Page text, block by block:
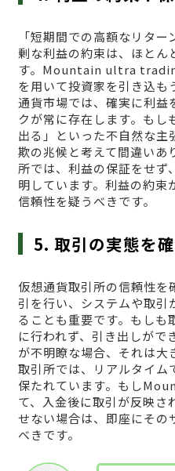
「短期間での高額なリタ
剰な利益の約束は、ほとん
す。Mountain ultra
を用いて投資家を引き込も
通貨市場では、確実に利益
クが常に存在します。も
出る」といった不自然な
欺の兆候と考えて間違いあ
所では、利益の保証をせず
明しています。利益の約束
信頼性を疑うべきです。
5. 取引の実態を
仮想通貨取引所の信頼性を
引を行い、システムや取引
ることも重要です。もしも
に行われず、引き出しがで
が不明瞭な場合、それは大
取引所では、リアルタイム
保たれています。もし
て、入金後に取引が反映さ
せない場合は、即座にその
べきです。